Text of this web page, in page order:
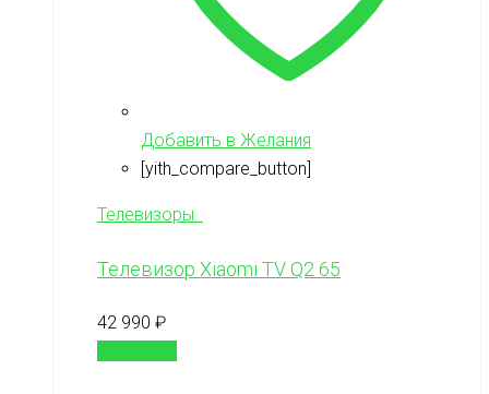
Добавить в Желания
[yith_compare_button]
Телевизоры
Телевизор Xiaomi TV Q2 65
42 990 ₽